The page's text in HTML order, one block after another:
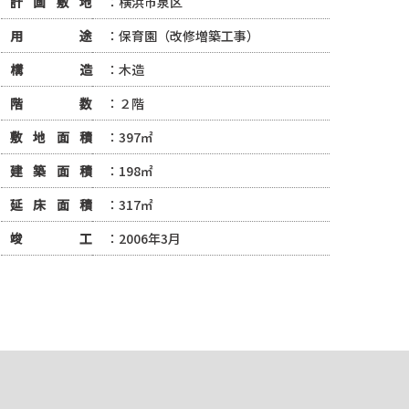
用途
：保育園（改修増築工事）
構造
：木造
階数
：２階
敷地面積
：397㎡
建築面積
：198㎡
延床面積
：317㎡
竣工
：2006年3月